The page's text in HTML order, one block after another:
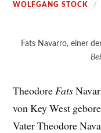
WOLFGANG STOCK
Fats Navarro, einer
TheodoreFats
von Key West
Vater Theodore